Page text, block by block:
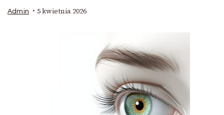
Admin 5 kwietnia 2026